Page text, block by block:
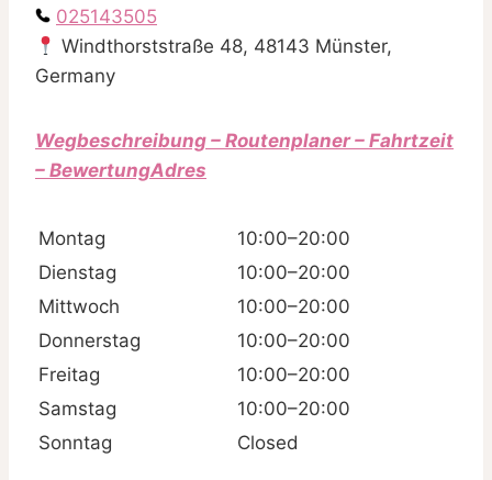
025143505
Windthorststraße 48, 48143 Münster,
Germany
Wegbeschreibung – Routenplaner – Fahrtzeit
– BewertungAdres
Montag
10:00–20:00
Dienstag
10:00–20:00
Mittwoch
10:00–20:00
Donnerstag
10:00–20:00
Freitag
10:00–20:00
Samstag
10:00–20:00
Sonntag
Closed